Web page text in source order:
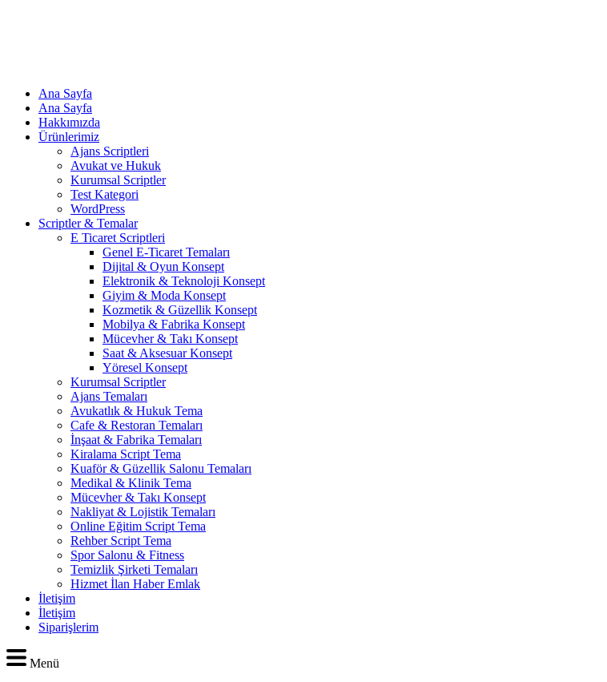
Ana Sayfa
Ana Sayfa
Hakkımızda
Ürünlerimiz
Ajans Scriptleri
Avukat ve Hukuk
Kurumsal Scriptler
Test Kategori
WordPress
Scriptler & Temalar
E Ticaret Scriptleri
Genel E-Ticaret Temaları
Dijital & Oyun Konsept
Elektronik & Teknoloji Konsept
Giyim & Moda Konsept
Kozmetik & Güzellik Konsept
Mobilya & Fabrika Konsept
Mücevher & Takı Konsept
Saat & Aksesuar Konsept
Yöresel Konsept
Kurumsal Scriptler
Ajans Temaları
Avukatlık & Hukuk Tema
Cafe & Restoran Temaları
İnşaat & Fabrika Temaları
Kiralama Script Tema
Kuaför & Güzellik Salonu Temaları
Medikal & Klinik Tema
Mücevher & Takı Konsept
Nakliyat & Lojistik Temaları
Online Eğitim Script Tema
Rehber Script Tema
Spor Salonu & Fitness
Temizlik Şirketi Temaları
Hizmet İlan Haber Emlak
İletişim
İletişim
Siparişlerim
Menü